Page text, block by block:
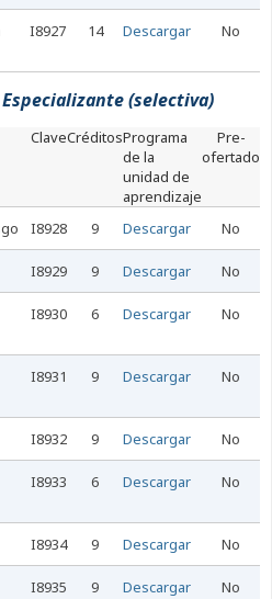
I8927 14 Descargar No
(selectiva)
ClaveCréditosPrograma
de la
unidad de
aprendizaje
Pre-
ofertado
I8928 9 Descargar No
I8929 9 Descargar No
I8930 6 Descargar No
I8931 9 Descargar No
I8932 9 Descargar No
I8933 6 Descargar No
I8934 9 Descargar No
I8935 9 Descargar No